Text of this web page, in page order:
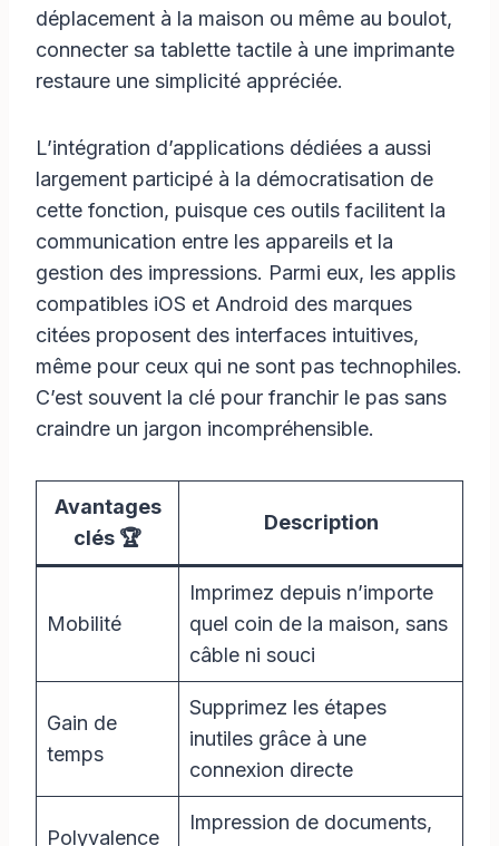
déplacement à la maison ou même au boulot,
connecter sa tablette tactile à une imprimante
restaure une simplicité appréciée.
L’intégration d’applications dédiées a aussi
largement participé à la démocratisation de
cette fonction, puisque ces outils facilitent la
communication entre les appareils et la
gestion des impressions. Parmi eux, les applis
compatibles iOS et Android des marques
citées proposent des interfaces intuitives,
même pour ceux qui ne sont pas technophiles.
C’est souvent la clé pour franchir le pas sans
craindre un jargon incompréhensible.
Avantages
clés 🏆
Description
Mobilité
Imprimez depuis n’importe
quel coin de la maison, sans
câble ni souci
Gain de
temps
Supprimez les étapes
inutiles grâce à une
connexion directe
Polyvalence
Impression de documents,